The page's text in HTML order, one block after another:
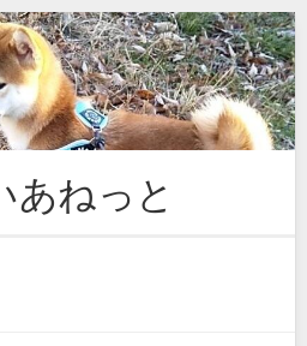
あねっと